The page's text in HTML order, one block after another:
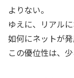
よりない。
ゆえに、リアル
如何にネットが
この優位性は、